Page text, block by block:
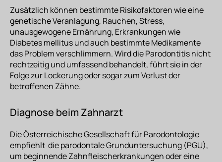
Zusätzlich können bestimmteRisikofaktorenwie eine
genetische Veranlagung, Rauchen, Stress,
unausgewogene Ernährung, Erkrankungen wie
Diabetes mellitus und auch bestimmte Medikamente
das Problem verschlimmern. Wird die Parodontitis nicht
rechtzeitig und umfassend behandelt, führt sie in der
Folge zur Lockerung oder sogar zum Verlust der
betroffenen Zähne.
Diagnose beim Zahnarzt
Die Österreichische Gesellschaft für Parodontologie
empfiehlt die parodontale Grunduntersuchung (PGU),
um beginnende Zahnfleischerkrankungen oder eine